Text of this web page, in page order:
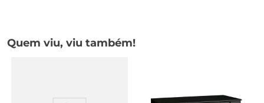
Quem viu, viu também!